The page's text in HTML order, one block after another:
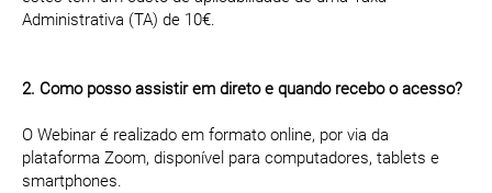
Administrativa (TA) de 10€.
2. Como posso assistir em direto e quando recebo o acesso?
O Webinar é realizado em formato online, por via da
plataforma Zoom, disponível para computadores, tablets e
smartphones.